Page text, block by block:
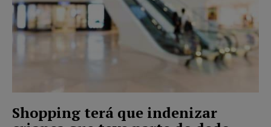
Shopping terá que indenizar